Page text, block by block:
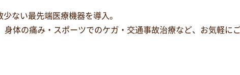
ない最先端医療機器を導入。
体の痛み・スポーツでのケガ・交通事故治療など、お気軽に